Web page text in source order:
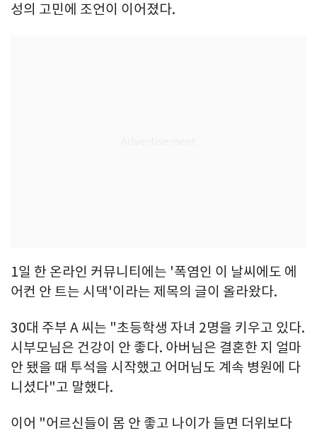
성의 고민에 조언이 이어졌다.
1일 한 온라인 커뮤니티에는 '폭염인 이 날씨에도 에
어컨 안 트는 시댁'이라는 제목의 글이 올라왔다.
30대 주부 A 씨는 "초등학생 자녀 2명을 키우고 있다.
시부모님은 건강이 안 좋다. 아버님은 결혼한 지 얼마
안 됐을 때 투석을 시작했고 어머님도 계속 병원에 다
니셨다"고 말했다.
이어 "어르신들이 몸 안 좋고 나이가 들면 더위보다